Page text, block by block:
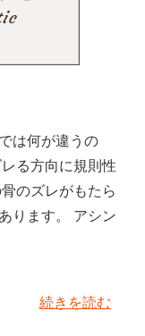
は何が違うの
る方向に規則性
のズレがもたら
ります。 アシン
続きを読む